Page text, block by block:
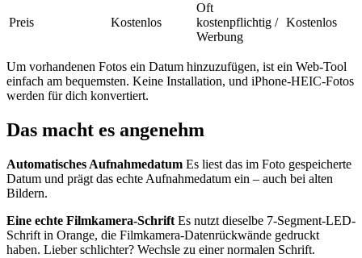
Preis Kostenlos
Oft
kostenpflichtig /
Werbung
Kostenlos
Um vorhandenen Fotos ein Datum hinzuzufügen, ist ein Web-Tool
einfach am bequemsten. Keine Installation, und iPhone-HEIC-Fotos
werden für dich konvertiert.
Das macht es angenehm
Automatisches Aufnahmedatum Es liest das im Foto gespeicherte
Datum und prägt das echte Aufnahmedatum ein – auch bei alten
Bildern.
Eine echte Filmkamera-Schrift Es nutzt dieselbe 7-Segment-LED-
Schrift in Orange, die Filmkamera-Datenrückwände gedruckt
haben. Lieber schlichter? Wechsle zu einer normalen Schrift.